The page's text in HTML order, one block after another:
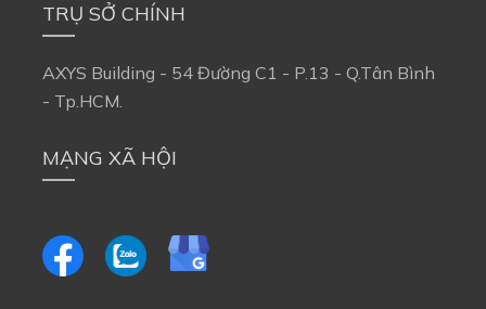
TRỤ SỞ CHÍNH
AXYS Building - 54 Đường C1 - P.13 - Q.Tân Bình
- Tp.HCM.
MẠNG XÃ HỘI